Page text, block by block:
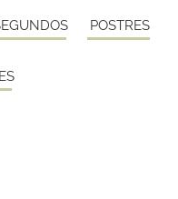
POSTRES